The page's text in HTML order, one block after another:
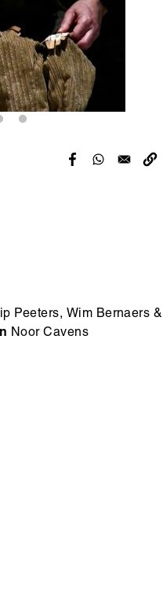
Peeters, Wim Bernaers &
Noor Cavens